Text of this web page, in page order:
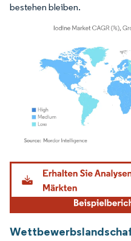
bestehen bleiben.
Bild © Mordor Intelligence.